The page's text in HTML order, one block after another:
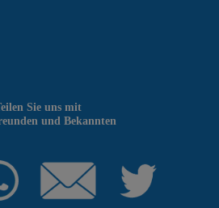
Sie uns mit
und Bekannten